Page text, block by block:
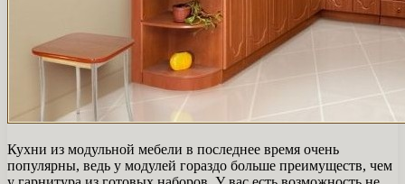
Кухни из модульной мебели в последнее время очень
популярны, ведь у модулей гораздо больше преимуществ, чем